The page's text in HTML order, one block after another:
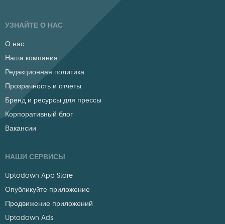
УЗНАЙТЕ О НАС
О нас
Наша компания
Редакционная политика
Прозрачность и отчеты
Бренд и ресурсы для прессы
Корпоративный блог
Вакансии
НАШИ СЕРВИСЫ
Uptodown App Store
Опубликуйте приложение
Продвижение приложений
Uptodown Ads